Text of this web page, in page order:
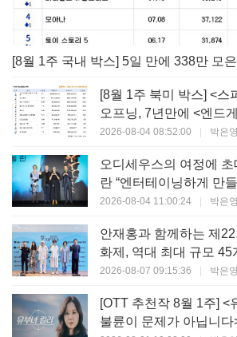
[8월 1주 북미 박스] <스
오프닝, 7년만에 <엔드
2026-08-04 08:52:00 | 박은
오디세우스의 여정에
란 “엔터테이닝하게 만
2026-08-04 11:00:24 | 박은
안재홍과 함께하는 제
화제, 역대 최대 규모 45
2026-08-07 09:15:36 | 박은
[OTT 추천작 8월 1주] <
불륜이 문제가 아닙니